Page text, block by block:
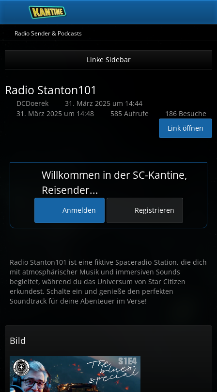
Radio Sender & Podcasts
Radio Stanton101
DCDoerek
31. März 2025 um 14:44
31. März 2025 um 14:48
585 Aufrufe
186 Besuche
Link öffnen
Willkommen in der SC-Kantine,
Reisender...
Anmelden Registrieren
Radio Stanton101 ist eine fiktive Spaceradio-Station, die dich
mit atmosphärischer Musik und immersiven Sounds
begleitet, während du das Universum von Star Citizen
erkundest. Schalte ein und genieße den perfekten
Soundtrack für deine Abenteuer im Verse!
Bild